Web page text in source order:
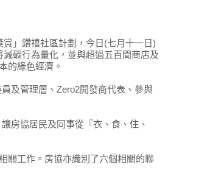
」鑽禧社區計劃，今日(七月十一日)
碳行為量化，並與超過五百間商店及
的綠色經濟。
及管理層、Zero2開發商代表、參與
讓房協居民及同事從『衣、食、住、
關工作。房協亦識別了六個相關的聯